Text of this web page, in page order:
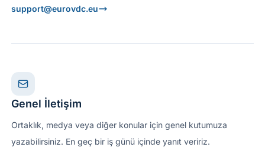
support@eurovdc.eu
Genel İletişim
Ortaklık, medya veya diğer konular için genel kutumuza
yazabilirsiniz. En geç bir iş günü içinde yanıt veririz.